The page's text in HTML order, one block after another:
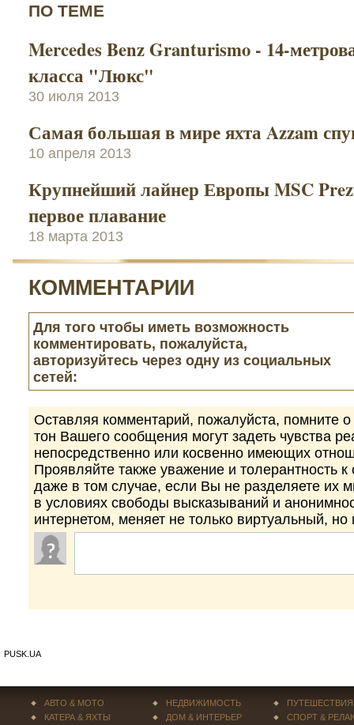
ПО ТЕМЕ
Mercedes Benz Granturismo - 14-
класса "Люкс"
30 июля 2013
Самая большая в мире яхта Azzam
10 апреля 2013
Крупнейший лайнер Европы MSC
первое плавание
18 марта 2013
КОММЕНТАРИИ
Для того чтобы иметь возможность
комментировать, пожалуйста,
авторизуйтесь через одну из социальных
сетей:
Оставляя комментарий, пожалуйста, помните
тон Вашего сообщения могут задеть чувства
непосредственно или косвенно имеющих
Проявляйте также уважение и толерантность
даже в том случае, если Вы не разделяете их
в условиях свободы высказываний и
интернетом, меняет не только виртуальный,
PUSK.UA
АВТО & МОТО
КАТЕРА & ЯХТЫ
НЕДВИЖИМОСТЬ
ДОМ & ИНТЕРЬЕР
ПУТЕШЕСТВИЯ
СПОРТ &